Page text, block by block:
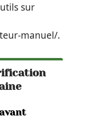
sur
manuel/.